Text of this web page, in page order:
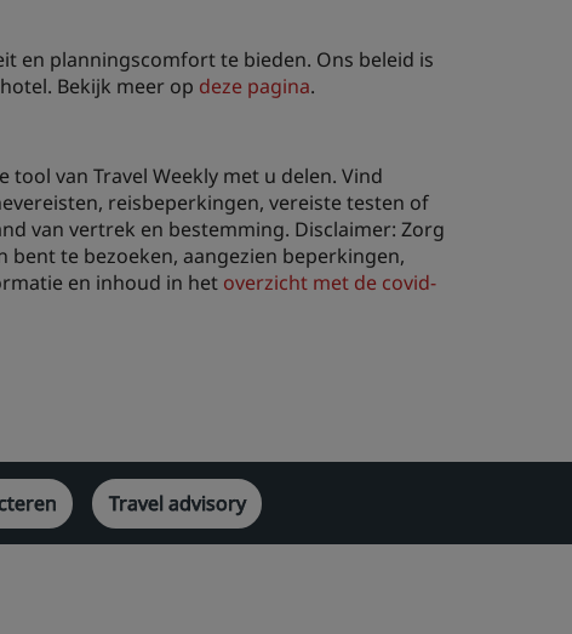
en planningscomfort te bieden. Ons beleid is
Bekijk meer op deze pagina.
van Travel Weekly met u delen. Vind
reisbeperkingen, vereiste testen of
van vertrek en bestemming. Disclaimer: Zorg
te bezoeken, aangezien beperkingen,
en inhoud in het overzicht met de covid-
Travel advisory